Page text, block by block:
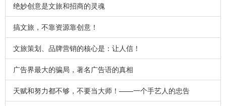
绝妙创意是文旅和招商的灵魂
搞文旅，不靠资源靠创意！
文旅策划、品牌营销的核心是：让人信！
广告界最大的骗局，著名广告语的真相
天赋和努力都不够，不要当大师！——一个手艺人的忠告